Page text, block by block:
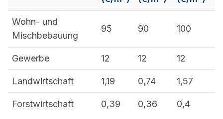
Wohn- und
Mischbebauung
95 90 100
Gewerbe 12 12 12
Landwirtschaft 1,19 0,74 1,57
Forstwirtschaft 0,39 0,36 0,4